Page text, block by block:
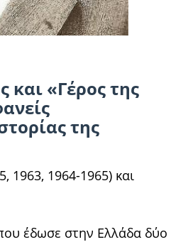
«Γέρος της
της
1963, 1964-1965) και
έδωσε στην Ελλάδα δύο